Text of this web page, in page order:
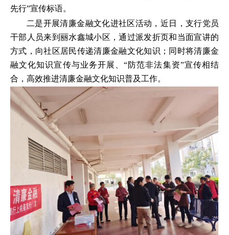
先行”宣传标语。
二是开展清廉金融文化进社区活动，近日，支行党员
干部人员来到丽水鑫城小区，通过派发折页和当面宣讲的
方式，向社区居民传递清廉金融文化知识；同时将清廉金
融文化知识宣传与业务开展、“防范非法集资”宣传相结
合，高效推进清廉金融文化知识普及工作。